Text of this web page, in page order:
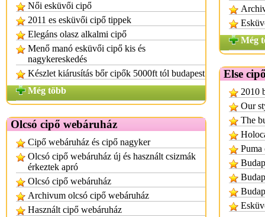
Női esküvői cipő
2011 es esküvői cipő tippek
Elegáns olasz alkalmi cipő
Menő manó esküvői cipő kis és
nagykereskedés
Készlet kiárusítás bőr cipők 5000ft tól budapest
Még több
Olcsó cipő webáruház
Cipő webáruház és cipő nagyker
Olcsó cipő webáruház új és használt csizmák
érkeztek apró
Olcsó cipő webáruház
Archivum olcsó cipő webáruház
Használt cipő webáruház
Még
Else
2010
Our
The
Puma